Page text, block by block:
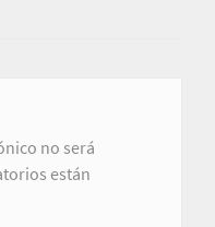
no será
están